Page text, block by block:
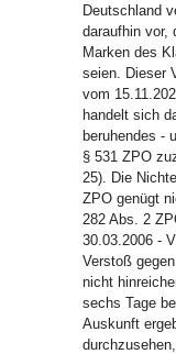
Deutschland
daraufhin vor,
Marken des
seien. Dieser
vom
handelt sich
beruhendes -
§ 531 ZPO
25). Die
ZPO genügt
282 Abs. 2
30.03.2006 -
Verstoß
nicht
sechs Tage
Auskunft